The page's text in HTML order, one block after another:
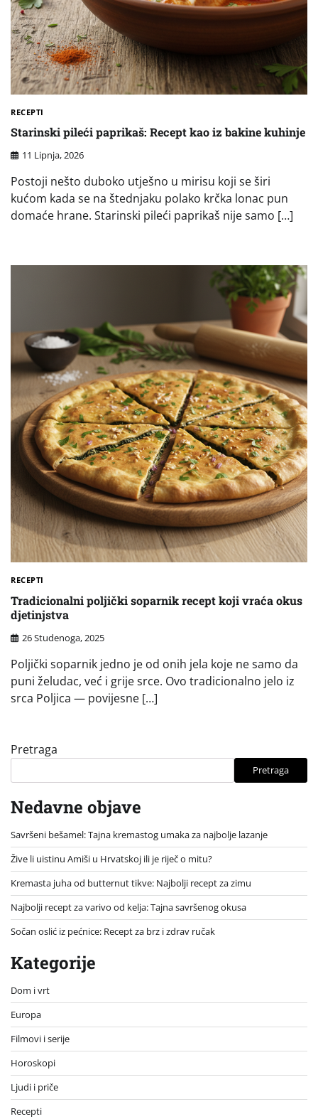
RECEPTI
Starinski pileći paprikaš: Recept kao iz bakine kuhinje
11 Lipnja, 2026
Postoji nešto duboko utješno u mirisu koji se širi
kućom kada se na štednjaku polako krčka lonac pun
domaće hrane. Starinski pileći paprikaš nije samo […]
RECEPTI
Tradicionalni poljički soparnik recept koji vraća okus
djetinjstva
26 Studenoga, 2025
Poljički soparnik jedno je od onih jela koje ne samo da
puni želudac, već i grije srce. Ovo tradicionalno jelo iz
srca Poljica — povijesne […]
Pretraga
Pretraga
Nedavne objave
Savršeni bešamel: Tajna kremastog umaka za najbolje lazanje
Žive li uistinu Amiši u Hrvatskoj ili je riječ o mitu?
Kremasta juha od butternut tikve: Najbolji recept za zimu
Najbolji recept za varivo od kelja: Tajna savršenog okusa
Sočan oslić iz pećnice: Recept za brz i zdrav ručak
Kategorije
Dom i vrt
Europa
Filmovi i serije
Horoskopi
Ljudi i priče
Recepti